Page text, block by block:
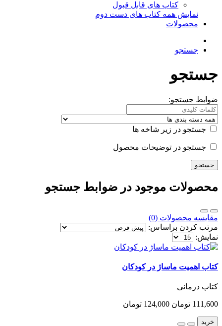
کتاب های قابل قبول
نمایش همه کتاب های دست دوم
محصولات
جستجو
جستجو
ضوابط جستجو:
جستجو در زیر شاخه ها
جستجو در توضیحات محصول
محصولات موجود در ضوابط جستجو
مقایسه محصولات (0)
مرتب کردن براساس:
نمایش:
کتاب اهمیت ماساژ در کودکان
کتاب درمانی
111,600 تومان 124,000 تومان
خرید